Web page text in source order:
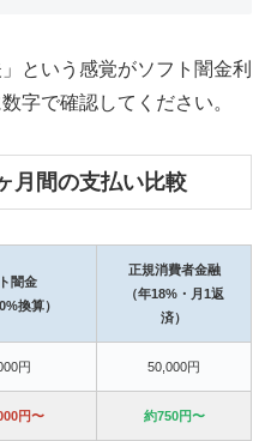
という感覚がソフト闇金利
字で確認してください。
月間の支払い比較
闇金
換算）
正規消費者金融
（年18%・月1返
済）
円 50,000円
円〜 約750円〜